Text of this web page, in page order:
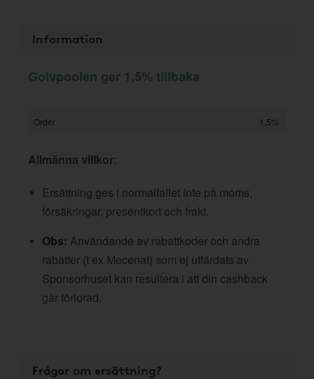
Information
Golvpoolen ger 1,5% tillbaka
Order 1,5%
Allmänna villkor:
Ersättning ges i normalfallet inte på moms,
försäkringar, presentkort och frakt.
Obs: Användande av rabattkoder och andra
rabatter (t ex Mecenat) som ej utfärdats av
Sponsorhuset kan resultera i att din cashback
går förlorad.
Frågor om ersättning?